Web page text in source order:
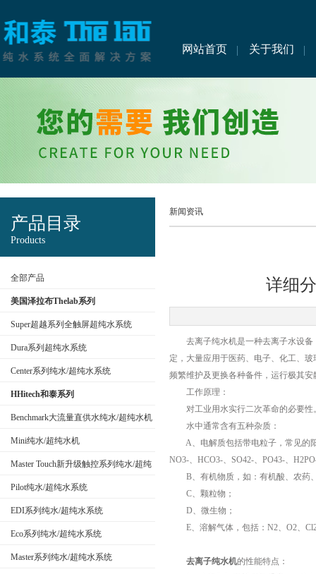
网站首页 关于我们
产品目录
Products
全部产品
美国泽拉布Thelab系列
Super超越系列全触屏超纯水系统
Dura系列超纯水系统
Center系列纯水/超纯水系统
HHitech和泰系列
Benchmark大流量直供水纯水/超纯水机
Mini纯水/超纯水机
Master Touch新升级触控系列纯水/超纯
水系统
Pilot纯水/超纯水系统
EDI系列纯水/超纯水系统
Eco系列纯水/超纯水系统
Master系列纯水/超纯水系统
新闻资讯
详细
去离子纯水机是一种去离子水设备
定，大量应用于医药、电子、化工、
频繁维护及更换各种备件，运行极其安
工作原理：
对工业用水实行二次革命的必要性
水中通常含有五种杂质：
A、电解质包括带电粒子，常见的阳
NO3-、HCO3-、SO42-、PO43-、
B、有机物质，如：有机酸、农药
C、颗粒物；
D、微生物；
E、溶解气体，包括：N2、O2、Cl2
去离子纯水机的性能特点：